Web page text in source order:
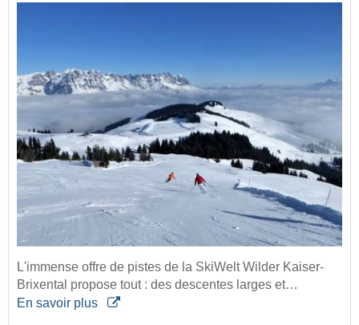
L'immense offre de pistes de la SkiWelt Wilder Kaiser-
Brixental propose tout : des descentes larges et…
En savoir plus